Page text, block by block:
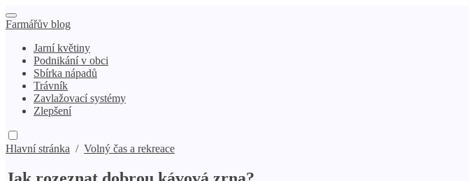
Farmářův blog
Jarní květiny
Podnikání v obci
Sbírka nápadů
Trávník
Zavlažovací systémy
Zlepšení
Hlavní stránka / Volný čas a rekreace